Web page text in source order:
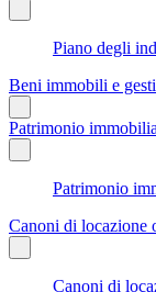
Piano degli
Beni immobili e
Patrimonio
Patrimonio
Canoni di locazione
Canoni di